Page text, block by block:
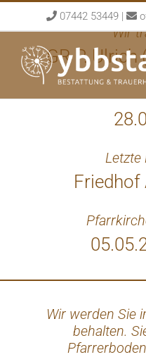
to
content
07442 53449|
Wir
GR P. Ulrich
Letzte
Friedhof
Wir werden Sie
behalten.